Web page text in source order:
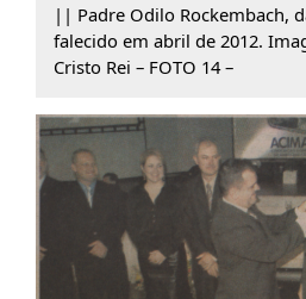
|| Padre Odilo Rockembach,
falecido em abril de 2012.
Cristo Rei – FOTO 14 –